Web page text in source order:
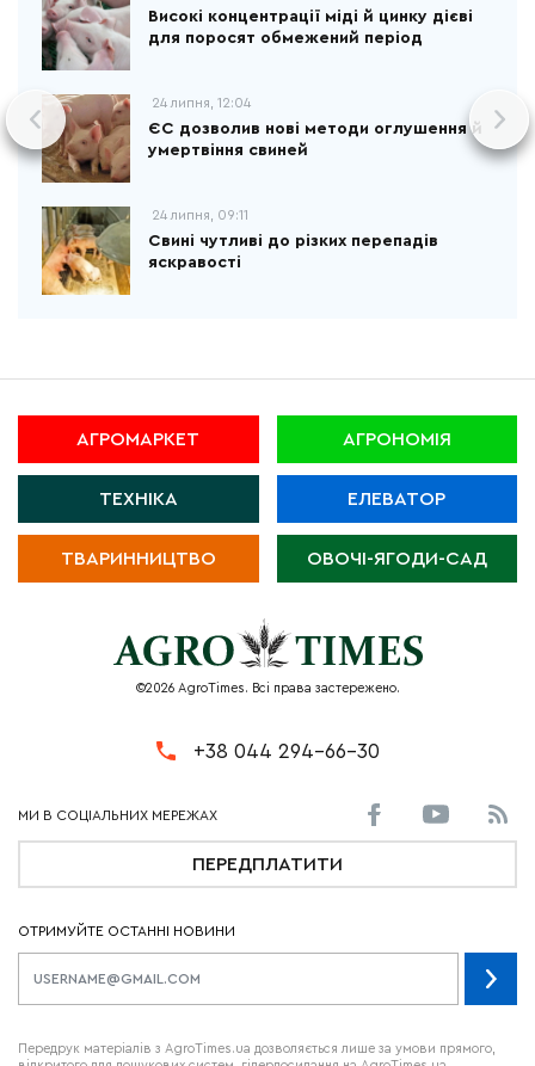
Високі концентрації міді й цинку дієві
для поросят обмежений період
24 липня, 12:04
ЄС дозволив нові методи оглушення й
умертвіння свиней
24 липня, 09:11
Свині чутливі до різких перепадів
яскравості
АГРОМАРКЕТ АГРОНОМІЯ
ТЕХНІКА ЕЛЕВАТОР
ТВАРИННИЦТВО ОВОЧІ-ЯГОДИ-САД
©2026 AgroTimes. Всі права застережено.
+38 044 294-66-30
ПЕРЕДПЛАТИТИ
ОТРИМУЙТЕ ОСТАННІ НОВИНИ
Передрук матеріалів з AgroTimes.ua дозволяється лише за умови прямого,